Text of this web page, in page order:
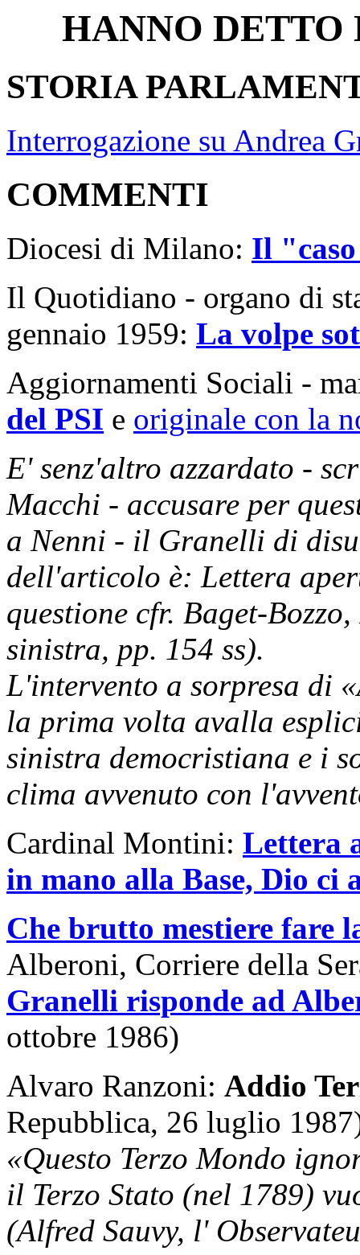
HANNO
STORIA
Interrogazione su Andrea
COMMENTI
Diocesi di Milano: Il
Il Quotidiano - organo di
gennaio 1959: La volpe
Aggiornamenti Sociali -
del PSI e originale con la
E' senz'altro azzardato -
Macchi - accusare per
a Nenni - il Granelli di
dell'articolo è: Lettera
questione cfr. Baget-
sinistra, pp. 154 ss).
L'intervento a sorpresa di
la prima volta avalla
sinistra democristiana e i
clima avvenuto con
Cardinal Montini: Lettera
in mano alla Base, Dio ci
Che brutto mestiere fare
Alberoni, Corriere della
Granelli risponde ad
ottobre 1986)
Alvaro Ranzoni: Addio
Repubblica, 26 luglio
«Questo Terzo Mondo
il Terzo Stato (nel 1789)
(Alfred Sauvy, l'